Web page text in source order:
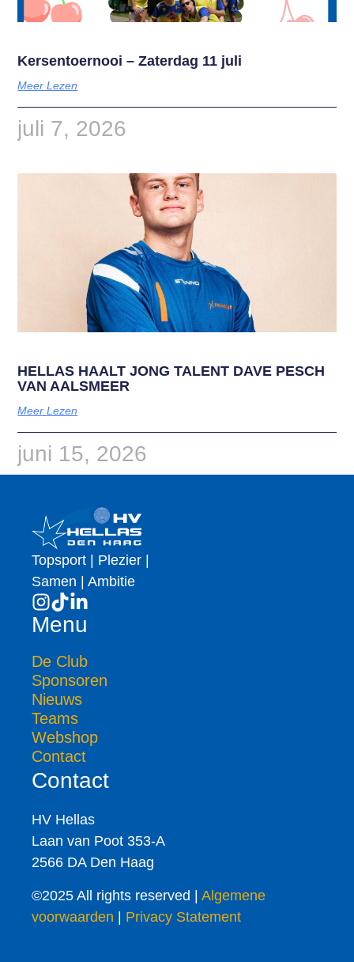
Kersentoernooi – Zaterdag 11 juli
Meer Lezen
juli 7, 2026
HELLAS HAALT JONG TALENT DAVE PESCH
VAN AALSMEER
Meer Lezen
juni 15, 2026
Topsport | Plezier |
Samen | Ambitie
Menu
De Club
Sponsoren
Nieuws
Teams
Webshop
Contact
Contact
HV Hellas
Laan van Poot 353-A
2566 DA Den Haag
©2025 All rights reserved | Algemene
voorwaarden | Privacy Statement